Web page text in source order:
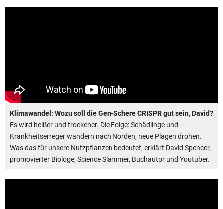
Klimawandel: Wozu soll die Gen-Schere CRISPR gut sein, David?
Es wird heißer und trockener. Die Folge: Schädlinge und
Krankheitserreger wandern nach Norden, neue Plagen drohen.
Was das für unsere Nutzpflanzen bedeutet, erklärt David Spencer,
promovierter Biologe, Science Slammer, Buchautor und Youtuber.